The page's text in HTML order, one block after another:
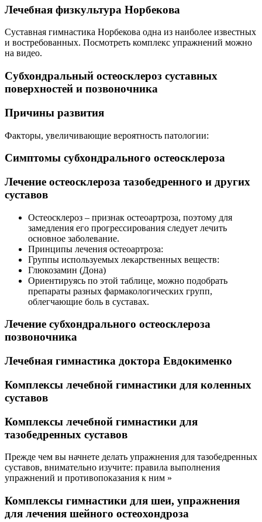
Лечебная физкультура Норбекова
Суставная гимнастика Норбекова одна из наиболее известных
и востребованных. Посмотреть комплекс упражнений можно
на видео.
Субхондральный остеосклероз суставных
поверхностей и позвоночника
Причины развития
Факторы, увеличивающие вероятность патологии:
Симптомы субхондрального остеосклероза
Лечение остеосклероза тазобедренного и других
суставов
Остеосклероз – признак остеоартроза, поэтому для
замедления его прогрессирования следует лечить
основное заболевание.
Принципы лечения остеоартроза:
Группы используемых лекарственных веществ:
Глюкозамин (Дона)
Ориентируясь по этой таблице, можно подобрать
препараты разных фармакологических групп,
облегчающие боль в суставах.
Лечение субхондрального остеосклероза
позвоночника
Лечебная гимнастика доктора Евдокименко
Комплексы лечебной гимнастики для коленных
суставов
Комплексы лечебной гимнастики для
тазобедренных суставов
Прежде чем вы начнете делать упражнения для тазобедренных
суставов, внимательно изучите: правила выполнения
упражнений и противопоказания к ним »
Комплексы гимнастики для шеи, упражнения
для лечения шейного остеохондроза